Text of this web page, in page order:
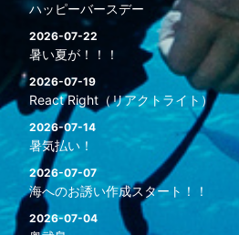
ハッピーバースデー
2026-07-22
暑い夏が！！！
2026-07-19
React Right（リアクトライト）
2026-07-14
暑気払い！
2026-07-07
海へのお誘い作成スタート！！
2026-07-04